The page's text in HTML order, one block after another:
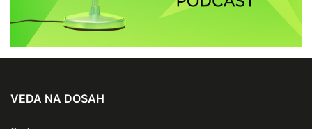
VEDA NA DOSAH